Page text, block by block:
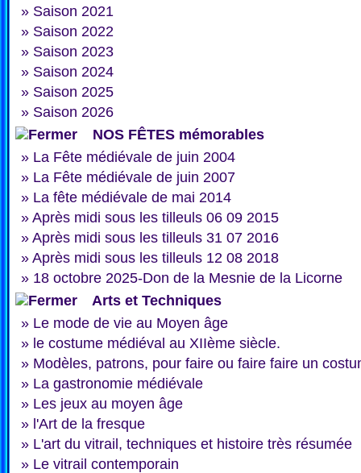
» Saison 2021
» Saison 2022
» Saison 2023
» Saison 2024
» Saison 2025
» Saison 2026
NOS FÊTES mémorables
» La Fête médiévale de juin 2004
» La Fête médiévale de juin 2007
» La fête médiévale de mai 2014
» Après midi sous les tilleuls 06 09 2015
» Après midi sous les tilleuls 31 07 2016
» Après midi sous les tilleuls 12 08 2018
» 18 octobre 2025-Don de la Mesnie de la Licorne
Arts et Techniques
» Le mode de vie au Moyen âge
» le costume médiéval au XIIème siècle.
» Modèles, patrons, pour faire ou faire faire un
» La gastronomie médiévale
» Les jeux au moyen âge
» l'Art de la fresque
» L'art du vitrail, techniques et histoire très résumée
» Le vitrail contemporain